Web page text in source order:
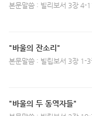
본문말씀 : 빌리보서 3장 4-
"바울의 잔소리"
본문말씀 : 빌립보서 3장 1-3
"바울의 두 동역자들"